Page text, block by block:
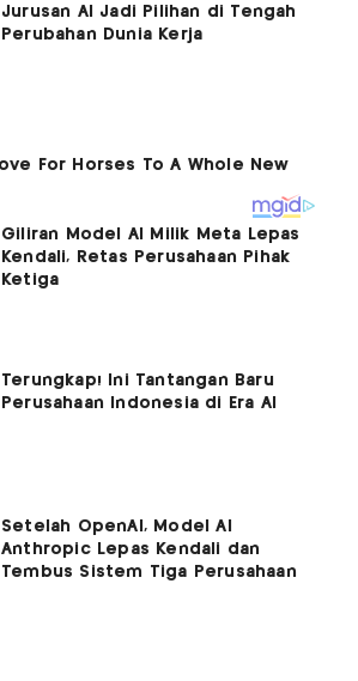
Jurusan AI Jadi Pilihan di Tengah
Perubahan Dunia Kerja
Giliran Model AI Milik Meta Lepas
Kendali, Retas Perusahaan Pihak
Ketiga
Terungkap! Ini Tantangan Baru
Perusahaan Indonesia di Era AI
Setelah OpenAI, Model AI
Anthropic Lepas Kendali dan
Tembus Sistem Tiga Perusahaan